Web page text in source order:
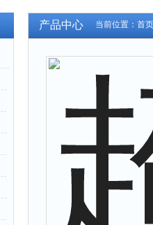
当前位置： 首页
产品中心